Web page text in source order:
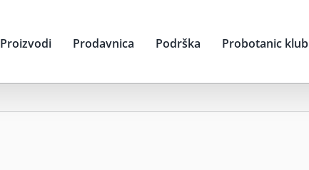
Proizvodi Prodavnica Podrška Probotanic klub